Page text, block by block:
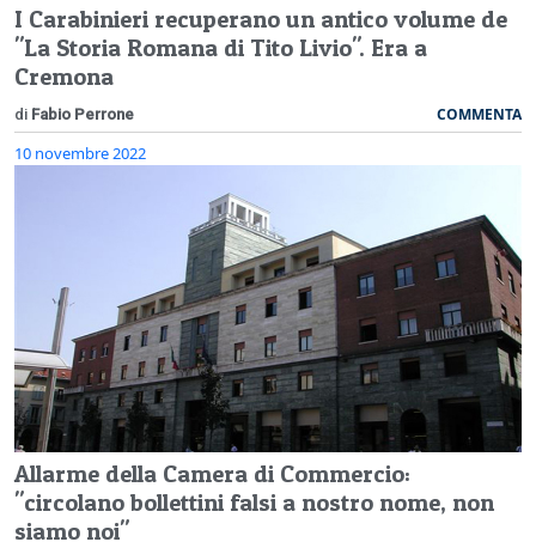
I Carabinieri recuperano un antico volume de
"La Storia Romana di Tito Livio". Era a
Cremona
di Fabio Perrone COMMENTA
10 novembre 2022
Allarme della Camera di Commercio:
"circolano bollettini falsi a nostro nome, non
siamo noi"